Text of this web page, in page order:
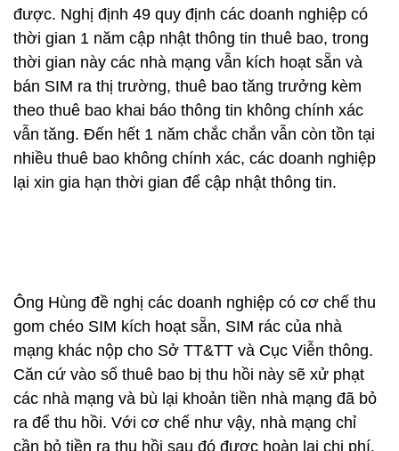
được. Nghị định 49 quy định các doanh nghiệp có
thời gian 1 năm cập nhật thông tin thuê bao, trong
thời gian này các nhà mạng vẫn kích hoạt sẵn và
bán SIM ra thị trường, thuê bao tăng trưởng kèm
theo thuê bao khai báo thông tin không chính xác
vẫn tăng. Đến hết 1 năm chắc chắn vẫn còn tồn tại
nhiều thuê bao không chính xác, các doanh nghiệp
lại xin gia hạn thời gian để cập nhật thông tin.
Ông Hùng đề nghị các doanh nghiệp có cơ chế thu
gom chéo SIM kích hoạt sẵn, SIM rác của nhà
mạng khác nộp cho Sở TT&TT và Cục Viễn thông.
Căn cứ vào số thuê bao bị thu hồi này sẽ xử phạt
các nhà mạng và bù lại khoản tiền nhà mạng đã bỏ
ra để thu hồi. Với cơ chế như vậy, nhà mạng chỉ
cần bỏ tiền ra thu hồi sau đó được hoàn lại chi phí.